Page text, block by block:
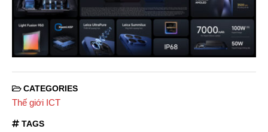
CATEGORIES
Thế giới ICT
TAGS